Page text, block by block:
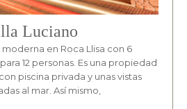
Luciano
en Roca Llisa con 6
12 personas. Es una propiedad
piscina privada y unas vistas
al mar. Así mismo,